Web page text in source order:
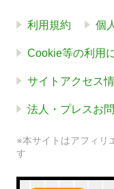
利用規約 個
Cookie等の利用
サイトアクセス
法人・プレスお
※本サイトはアフィリ
す